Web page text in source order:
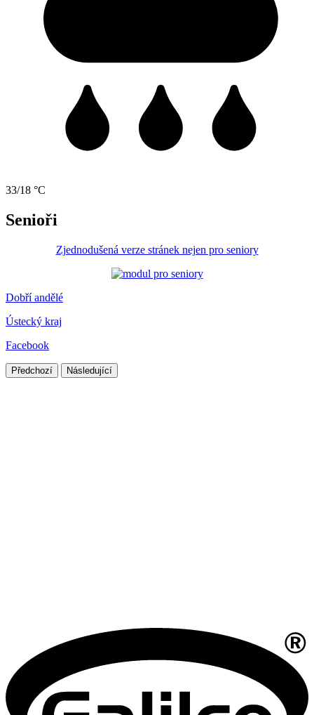
33/18 °C
Senioři
Zjednodušená verze stránek nejen pro seniory
Dobří andělé
Ústecký kraj
Facebook
Předchozí Následující